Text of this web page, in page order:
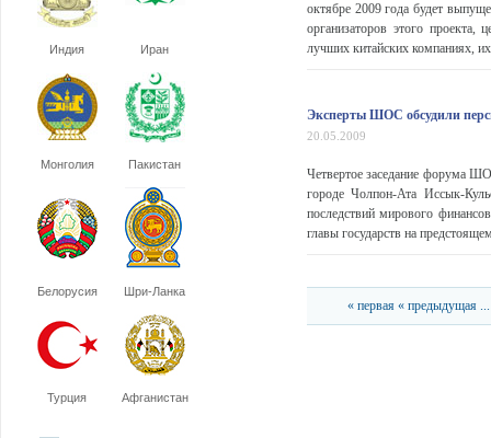
Индия Иран
Монголия Пакистан
Белорусия Шри-Ланка
Турция Афганистан
октябре 2009 года будет
организаторов этого
лучших китайских компаниях,
Эксперты ШОС обсудили
20.05.2009
Четвертое заседание форума
городе Чолпон-Ата Иссык-
последствий мирового
главы государств на
« первая « предыдущая ...